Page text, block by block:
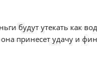
будут утекать как
принесет удачу и